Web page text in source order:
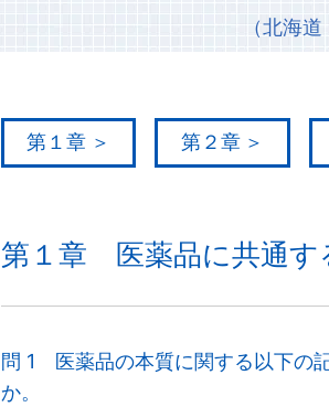
（北海
第１章 第２章
第１章 医薬品に共通す
問 1 医薬品の本質に関する以下の
か。